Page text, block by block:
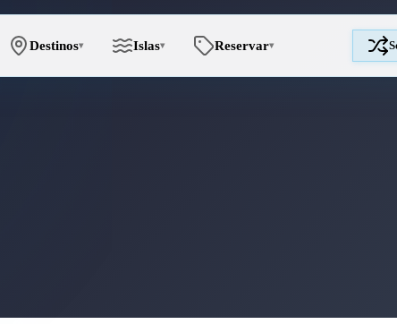
Destinos▾ Islas▾ Reservar▾